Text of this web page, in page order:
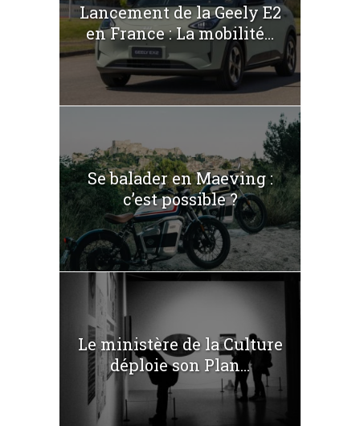
Lancement de la Geely E2
en France : La mobilité...
Se balader en Maeving :
c’est possible ?
Le ministère de la Culture
déploie son Plan...